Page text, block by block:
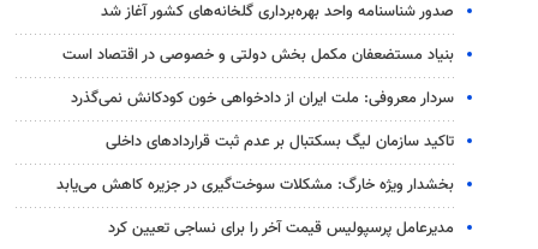
صدور شناسنامه واحد بهره‌برداری گلخانه‌های کشور آغاز شد
بنیاد مستضعفان مکمل بخش دولتی و خصوصی در اقتصاد است
سردار معروفی: ملت ایران از دادخواهی خون کودکانش نمی‌گذرد
تاکید سازمان لیگ بسکتبال بر عدم ثبت قراردادهای داخلی
بخشدار ویژه خارگ: مشکلات سوخت‌گیری در جزیره کاهش می‌یابد
مدیرعامل پرسپولیس قیمت آخر را برای نساجی تعیین کرد